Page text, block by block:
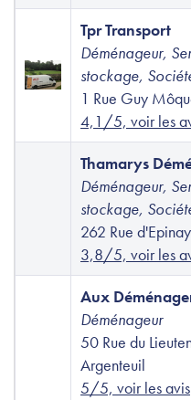
Tpr Transport
Déménageur,
stockage,
1 Rue Guy
4,1/5, voir les
Thamarys
Déménageur,
stockage,
262 Rue
3,8/5, voir les
Aux
Déménageur
50 Rue du
Argenteuil
5/5, voir les avis